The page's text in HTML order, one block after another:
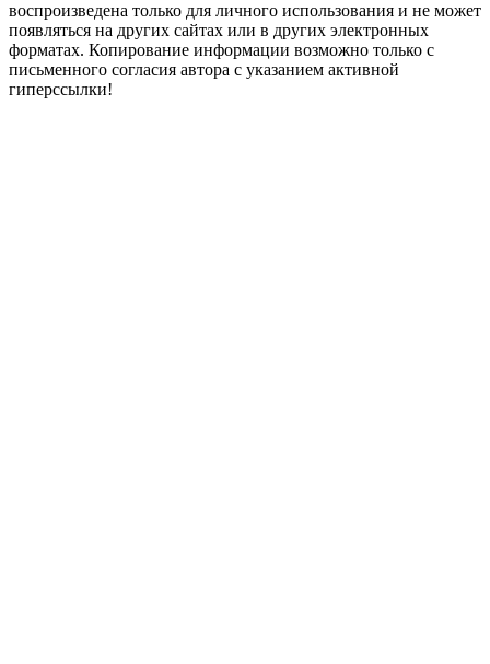
воспроизведена только для личного использования и не может
появляться на других сайтах или в других электронных
форматах. Копирование информации возможно только с
письменного согласия автора с указанием активной
гиперссылки!